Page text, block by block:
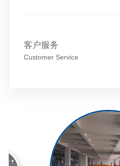
客户服务
Customer Service